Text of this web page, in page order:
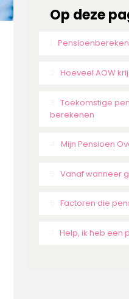
Op deze
Hoeveel AOW
Toekomstige
berekenen
Mijn Pensioen
Vanaf wanneer
Factoren die
Help, ik heb een